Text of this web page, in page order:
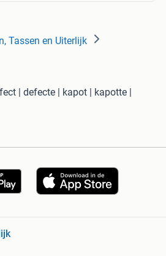
Tassen en Uiterlijk
| defecte | kapot | kapotte |